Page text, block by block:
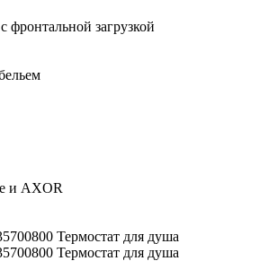
загрузкой
и AXOR
Термостат для душа
Термостат для душа